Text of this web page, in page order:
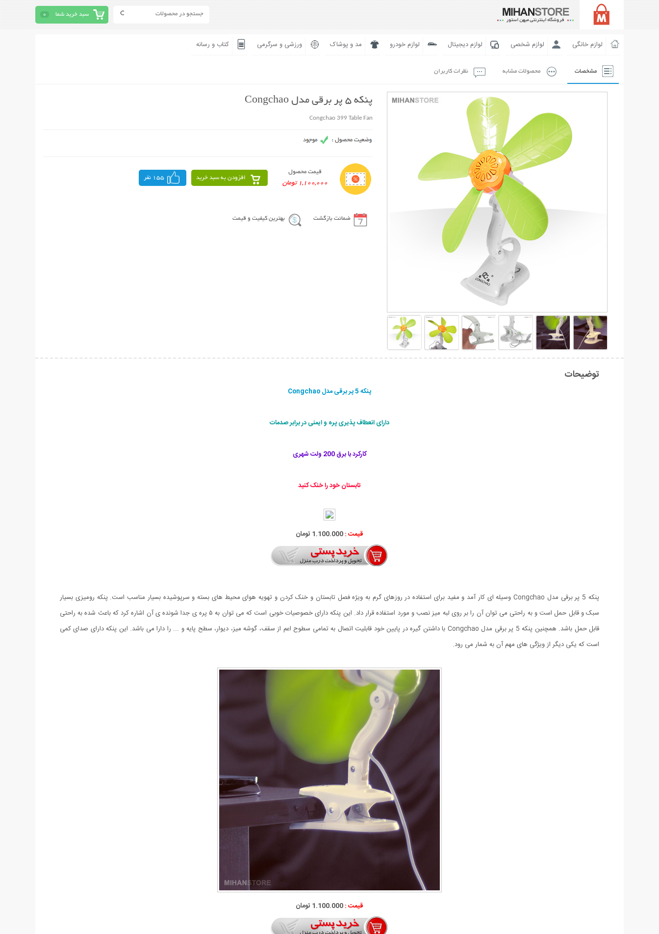
سبد خرید شما 0
لوازم خانگی لوازم شخصی لوازم دیجیتال لوازم خودرو مد و پوشاک ورزشی و سرگرمی کتاب و رسانه
مشخصات محصولات مشابه نظرات کاربران
پنکه 5 پر برقی مدل Congchao
Congchao 399 Table Fan
قیمت محصول
1,100,000 تومان
افزودن به سبد خرید 155 نفر
ضمانت بازگشت بهترین کیفیت و قیمت
توضیحات
پنکه 5 پر برقی مدل Congchao
دارای انعطاف پذیری پره و ایمنی در برابر صدمات
کارکرد با برق 200 ولت شهری
تابستان خود را خنک کنید
قیمت :1.100.000 تومان
پنکه 5 پر برقی مدل Congchao وسیله ای کار آمد و مفید برای استفاده در روزهای گرم به ویژه فصل تابستان و خنک کردن و تهویه هوای محیط های بسته و سرپوشیده بسیار مناسب است. پنکه رومیزی بسیار
سبک و قابل حمل است و به راحتی می توان آن را بر روی لبه میز نصب و مورد استفاده قرار داد. این پنکه دارای خصوصیات خوبی است که می توان به ۵ پره ی جدا شونده ی آن اشاره کرد که باعث شده به راحتی
قابل حمل باشد. همچنین پنکه 5 پر برقی مدل Congchao با داشتن گیره در پایین خود قابلیت اتصال به تمامی سطوح اعم از سقف، گوشه میز، دیوار، سطح پایه و ... را دارا می باشد. این پنکه دارای صدای کمی
است که یکی دیگر از ویژگی های مهم آن به شمار می رود.
قیمت :1.100.000 تومان